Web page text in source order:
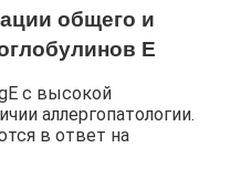
общего и
Е
с высокой
аллергопатологии.
в ответ на